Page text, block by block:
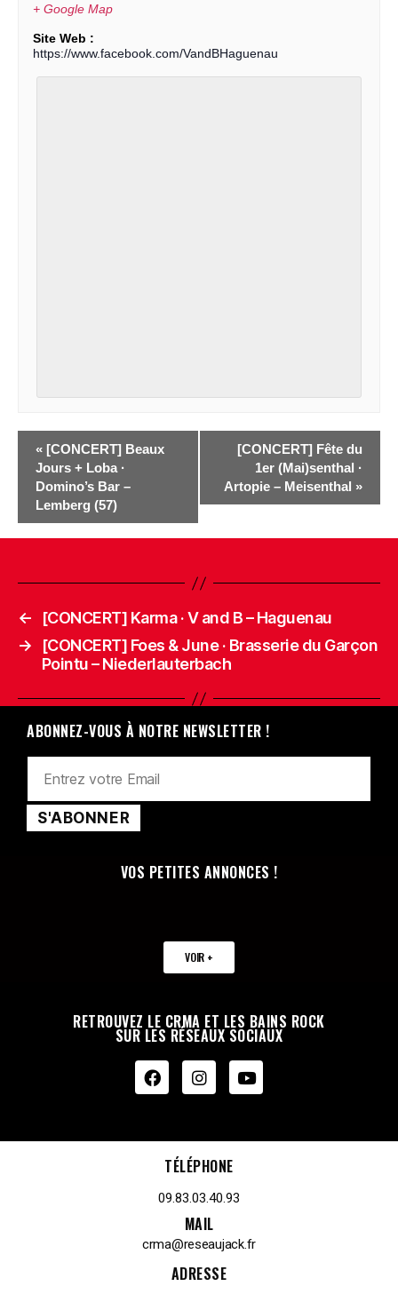
+ Google Map
Site Web :
https://www.facebook.com/VandBHaguenau
« [CONCERT] Beaux
Jours + Loba ·
Domino’s Bar –
Lemberg (57)
[CONCERT] Fête du
1er (Mai)senthal ·
Artopie – Meisenthal »
←
[CONCERT] Karma · V and B – Haguenau
→
[CONCERT] Foes & June · Brasserie du Garçon
Pointu – Niederlauterbach
ABONNEZ-VOUS À NOTRE NEWSLETTER !
VOS PETITES ANNONCES !
VOIR +
RETROUVEZ LE CRMA ET LES BAINS ROCK
SUR LES RÉSEAUX SOCIAUX
TÉLÉPHONE
09.83.03.40.93
MAIL
crma@reseaujack.fr
ADRESSE